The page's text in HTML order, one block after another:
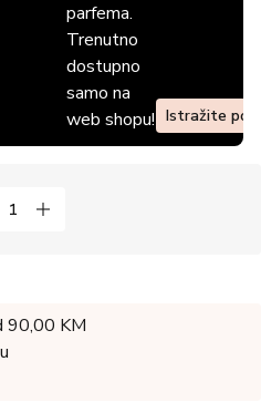
parfema.
Trenutno
dostupno
samo na
web shopu! Istražite
90,00 KM